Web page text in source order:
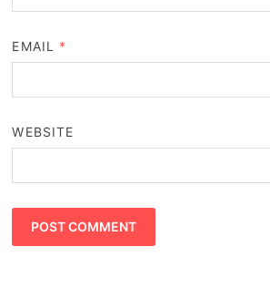
EMAIL *
WEBSITE